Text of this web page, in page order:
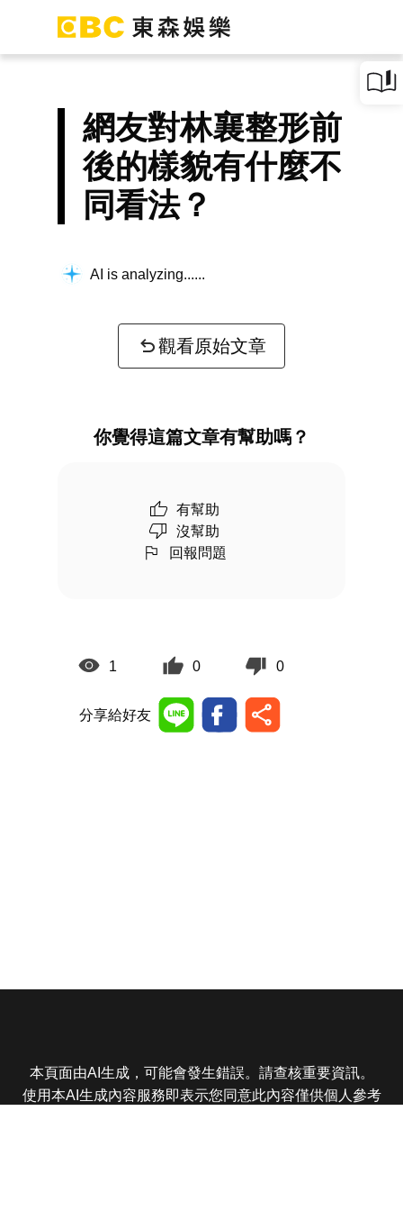
網友對林襄整形前
後的樣貌有什麼不
同看法？
AI is analyzing...
觀看原始文章
你覺得這篇文章有幫助嗎？
有幫助
沒幫助
回報問題
1 0 0
分享給好友
本頁面由AI生成，可能會發生錯誤。請查核重要資訊。
使用本AI生成內容服務即表示您同意此內容僅供個人參考